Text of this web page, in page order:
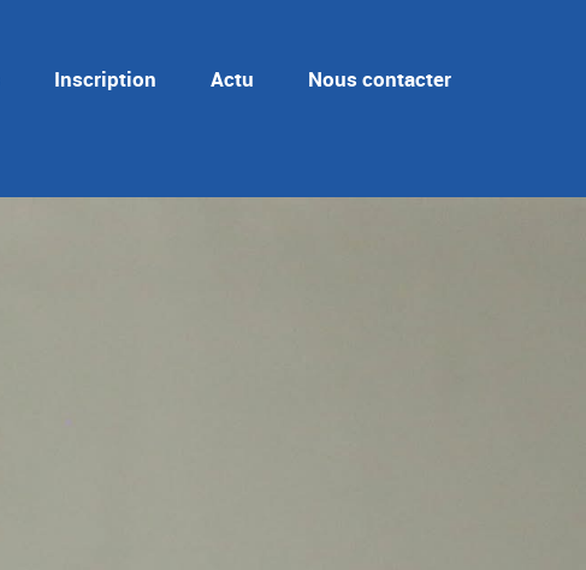
Inscription Actu Nous contacter